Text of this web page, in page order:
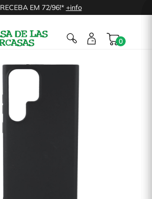
RECEBA EM 72/96!* +info
0